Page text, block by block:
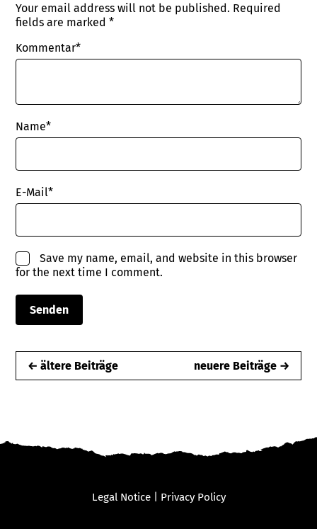
Your email address will not be published. Required
fields are marked*
Kommentar*
Name*
E-Mail*
Save my name, email, and website in this browser
for the next time I comment.
← ältere Beiträge neuere Beiträge →
Legal Notice| Privacy Policy